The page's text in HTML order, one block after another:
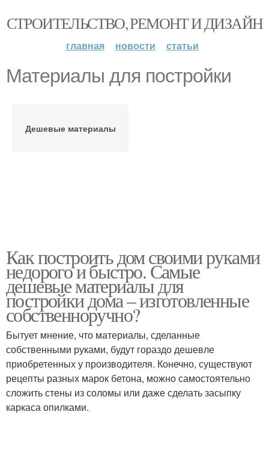
СТРОИТЕЛЬСТВО, РЕМОНТ И ДИЗАЙН
главная новости статьи
Материалы для постройки
Дешевые материалы
Как построить дом своими руками
недорого и быстро. Самые
дешевые материалы для
постройки дома – изготовленные
собственноручно?
Бытует мнение, что материалы, сделанные
собственными руками, будут гораздо дешевле
приобретенных у производителя. Конечно, существуют
рецепты разных марок бетона, можно самостоятельно
сложить стены из соломы или даже сделать засыпку
каркаса опилками.